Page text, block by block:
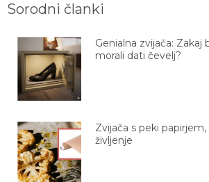
Sorodni članki
Genialna zvijača: Zakaj
morali dati čevelj?
Zvijača s peki
življenje